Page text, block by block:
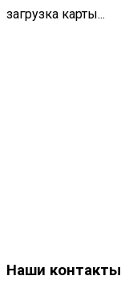
загрузка карты...
Наши контакты